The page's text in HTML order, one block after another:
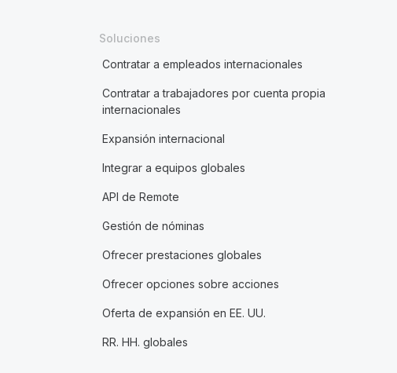
Soluciones
Contratar a empleados internacionales
Contratar a trabajadores por cuenta propia
internacionales
Expansión internacional
Integrar a equipos globales
API de Remote
Gestión de nóminas
Ofrecer prestaciones globales
Ofrecer opciones sobre acciones
Oferta de expansión en EE. UU.
RR. HH. globales